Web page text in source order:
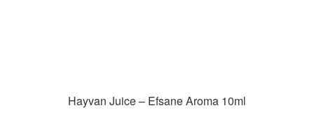
Hayvan Juice – Efsane Aroma 10ml